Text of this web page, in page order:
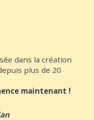
dans la création
plus de 20
maintenant !